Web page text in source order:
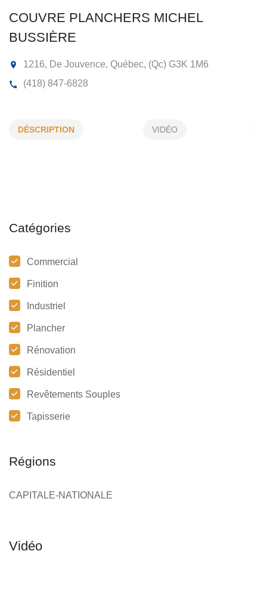
BUSSIÈRE
DÉSCRIPTION VIDÉO
Catégories
Commercial
Finition
Industriel
Plancher
Rénovation
Résidentiel
Revêtements Souples
Tapisserie
Régions
CAPITALE-NATIONALE